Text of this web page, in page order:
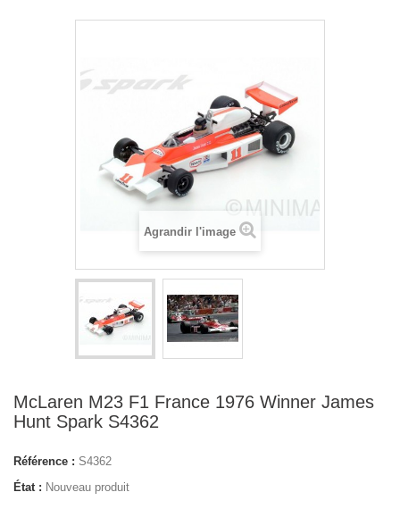
Agrandir l'image
McLaren M23 F1 France 1976 Winner James
Hunt Spark S4362
Référence : S4362
État : Nouveau produit